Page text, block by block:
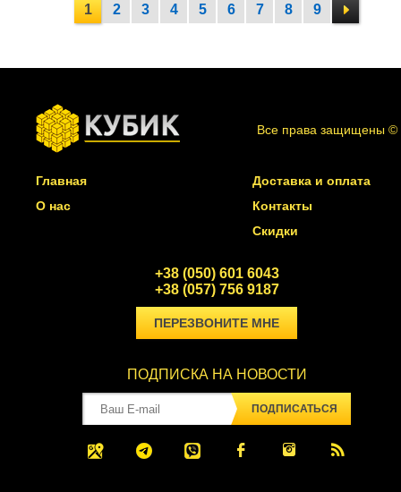
1 2 3 4 5 6 7 8 9
Все права защищены ©
Главная
О нас
Доставка и оплата
Контакты
Скидки
+38 (050) 601 6043
+38 (057) 756 9187
ПЕРЕЗВОНИТЕ МНЕ
ПОДПИСКА НА НОВОСТИ
ПОДПИСАТЬСЯ